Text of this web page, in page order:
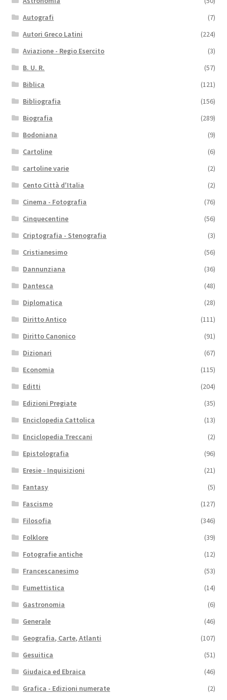
Autografi
(7)
Autori Greco Latini
(224)
Aviazione - Regio Esercito
(3)
B. U. R.
(57)
Biblica
(121)
Bibliografia
(156)
Biografia
(289)
Bodoniana
(9)
Cartoline
(6)
cartoline varie
(2)
Cento Città d'Italia
(2)
Cinema - Fotografia
(76)
Cinquecentine
(56)
Criptografia - Stenografia
(3)
Cristianesimo
(56)
Dannunziana
(36)
Dantesca
(48)
Diplomatica
(28)
Diritto Antico
(111)
Diritto Canonico
(91)
Dizionari
(67)
Economia
(115)
Editti
(204)
Edizioni Pregiate
(35)
Enciclopedia Cattolica
(13)
Enciclopedia Treccani
(2)
Epistolografia
(96)
Eresie - Inquisizioni
(21)
Fantasy
(5)
Fascismo
(127)
Filosofia
(346)
Folklore
(39)
Fotografie antiche
(12)
Francescanesimo
(53)
Fumettistica
(14)
Gastronomia
(6)
Generale
(46)
Geografia, Carte, Atlanti
(107)
Gesuitica
(51)
Giudaica ed Ebraica
(46)
Grafica - Edizioni numerate
(2)